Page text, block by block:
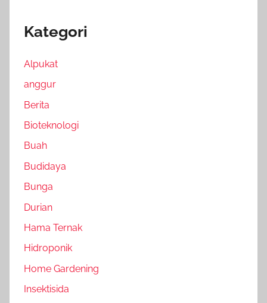
Kategori
Alpukat
anggur
Berita
Bioteknologi
Buah
Budidaya
Bunga
Durian
Hama Ternak
Hidroponik
Home Gardening
Insektisida